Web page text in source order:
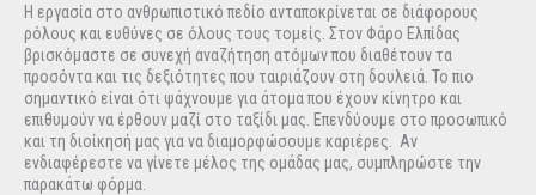
Η εργασία στο ανθρωπιστικό πεδίο ανταποκρίνεται σε διάφορους
ρόλους και ευθύνες σε όλους τους τομείς. Στον Φάρο Ελπίδας
βρισκόμαστε σε συνεχή αναζήτηση ατόμων που διαθέτουν τα
προσόντα και τις δεξιότητες που ταιριάζουν στη δουλειά. Το πιο
σημαντικό είναι ότι ψάχνουμε για άτομα που έχουν κίνητρο και
επιθυμούν να έρθουν μαζί στο ταξίδι μας. Επενδύουμε στο προσωπικό
και τη διοίκησή μας για να διαμορφώσουμε καριέρες. Αν
ενδιαφέρεστε να γίνετε μέλος της ομάδας μας, συμπληρώστε την
παρακάτω φόρμα.